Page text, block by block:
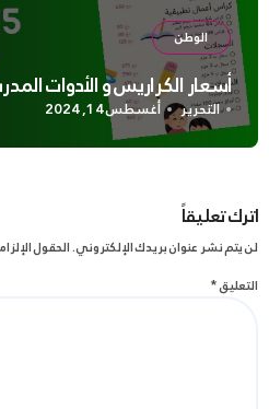
الوطن
أسعار الكراريس و الأدوات
التحرير أغسطس 14, 2024
اترك تعليقاً
لن يتم نشر عنوان بريدك الإلكتروني.الحقول
التعليق*